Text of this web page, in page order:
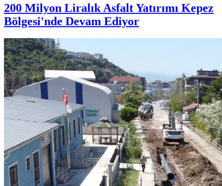
200 Milyon Liralık Asfalt Yatırımı Kepez
Bölgesi'nde Devam Ediyor